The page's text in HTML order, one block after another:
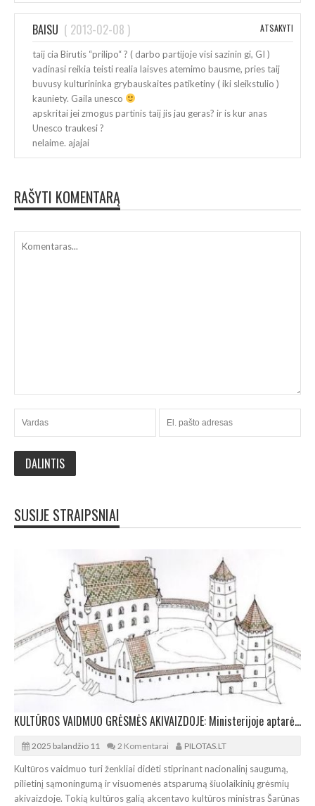
BAISU ( 2013-02-08 ) ATSAKYTI
taij cia Birutis “prilipo“ ? ( darbo partijoje visi sazinin gi, GI )
vadinasi reikia teisti realia laisves atemimo bausme, pries taij
buvusy kulturininka grybauskaites patiketiny ( iki sleikstulio )
kauniety. Gaila unesco
apskritai jei zmogus partinis taij jis jau geras? ir is kur anas
Unesco traukesi ?
nelaime. ajajai
RAŠYTI KOMENTARĄ
SUSIJE STRAIPSNIAI
KULTŪROS VAIDMUO GRĖSMĖS AKIVAIZDOJE: Ministerijoje aptarė pilies atstatymo viziją
2025 balandžio 11 2 Komentarai PILOTAS.LT
Kultūros vaidmuo turi ženkliai didėti stiprinant nacionalinį saugumą,
pilietinį sąmoningumą ir visuomenės atsparumą šiuolaikinių grėsmių
akivaizdoje. Tokią kultūros galią akcentavo kultūros ministras Šarūnas